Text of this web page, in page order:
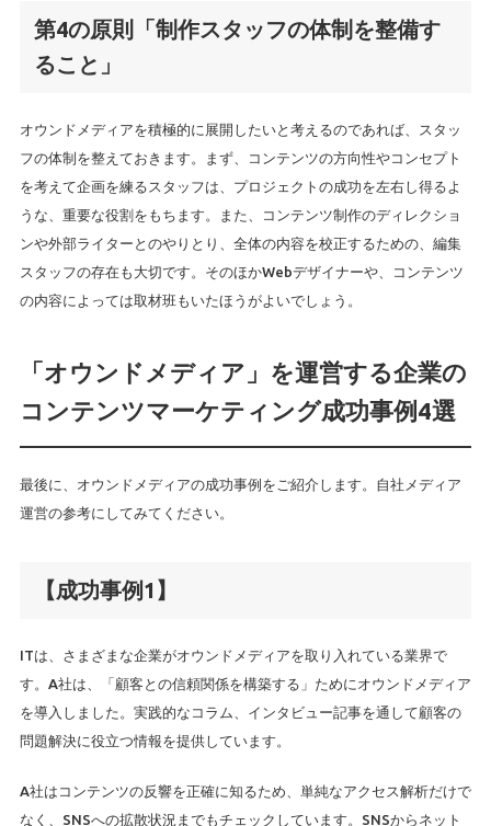
第4の原則「制作スタッフの体制を整備す
ること」
オウンドメディアを積極的に展開したいと考えるのであれば、スタッ
フの体制を整えておきます。まず、コンテンツの方向性やコンセプト
を考えて企画を練るスタッフは、プロジェクトの成功を左右し得るよ
うな、重要な役割をもちます。また、コンテンツ制作のディレクショ
ンや外部ライターとのやりとり、全体の内容を校正するための、編集
スタッフの存在も大切です。そのほかWebデザイナーや、コンテンツ
の内容によっては取材班もいたほうがよいでしょう。
「オウンドメディア」を運営する企業の
コンテンツマーケティング成功事例4選
最後に、オウンドメディアの成功事例をご紹介します。自社メディア
運営の参考にしてみてください。
【成功事例1】
ITは、さまざまな企業がオウンドメディアを取り入れている業界で
す。A社は、「顧客との信頼関係を構築する」ためにオウンドメディア
を導入しました。実践的なコラム、インタビュー記事を通して顧客の
問題解決に役立つ情報を提供しています。
A社はコンテンツの反響を正確に知るため、単純なアクセス解析だけで
なく、SNSへの拡散状況までもチェックしています。SNSからネット